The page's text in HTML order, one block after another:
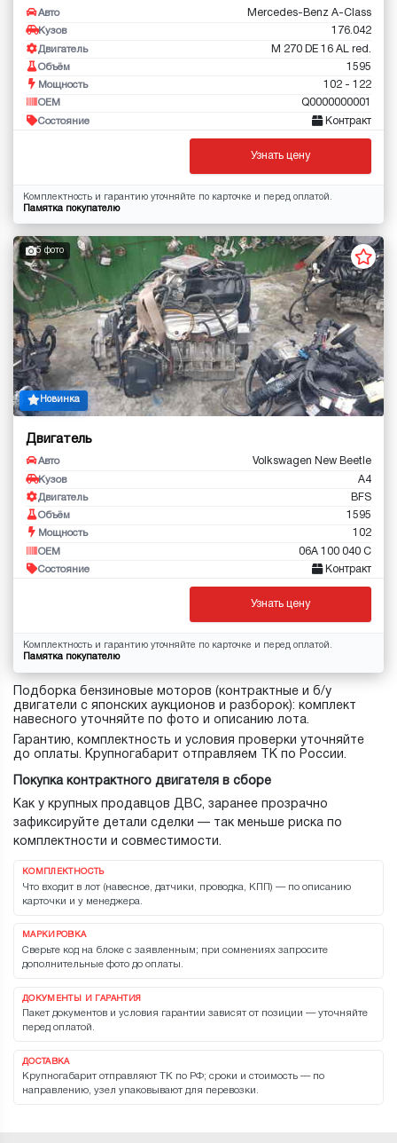
Авто Mercedes-Benz A-Class
Кузов 176.042
Двигатель M 270 DE 16 AL red.
Объём 1595
Мощность 102 - 122
OEM Q0000000001
Состояние Контракт
Узнать цену
Комплектность и гарантию уточняйте по карточке и перед оплатой.
Памятка покупателю
5 фото
Новинка
Двигатель
Авто Volkswagen New Beetle
Кузов A4
Двигатель BFS
Объём 1595
Мощность 102
OEM 06A 100 040 C
Состояние Контракт
Узнать цену
Комплектность и гарантию уточняйте по карточке и перед оплатой.
Памятка покупателю
Подборка бензиновые моторов (контрактные и б/у
двигатели с японских аукционов и разборок): комплект
навесного уточняйте по фото и описанию лота.
Гарантию, комплектность и условия проверки уточняйте
до оплаты. Крупногабарит отправляем ТК по России.
Покупка контрактного двигателя в сборе
Как у крупных продавцов ДВС, заранее прозрачно
зафиксируйте детали сделки — так меньше риска по
комплектности и совместимости.
КОМПЛЕКТНОСТЬ
Что входит в лот (навесное, датчики, проводка, КПП) — по описанию
карточки и у менеджера.
МАРКИРОВКА
Сверьте код на блоке с заявленным; при сомнениях запросите
дополнительные фото до оплаты.
ДОКУМЕНТЫ И ГАРАНТИЯ
Пакет документов и условия гарантии зависят от позиции — уточняйте
перед оплатой.
ДОСТАВКА
Крупногабарит отправляют ТК по РФ; сроки и стоимость — по
направлению, узел упаковывают для перевозки.